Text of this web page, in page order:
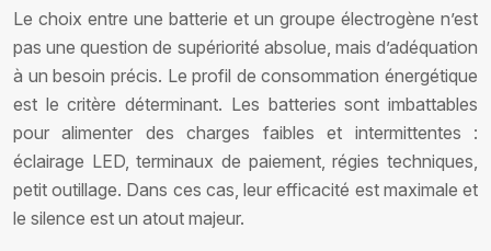
Le choix entre une batterie et un groupe électrogène n’est
pas une question de supériorité absolue, mais d’adéquation
à un besoin précis. Le profil de consommation énergétique
est le critère déterminant. Les batteries sont imbattables
pour alimenter des charges faibles et intermittentes :
éclairage LED, terminaux de paiement, régies techniques,
petit outillage. Dans ces cas, leur efficacité est maximale et
le silence est un atout majeur.